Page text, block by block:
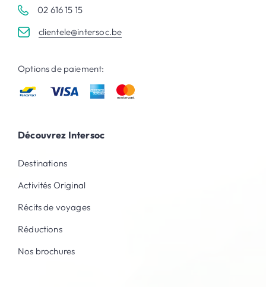
02 616 15 15
clientele@intersoc.be
Options de paiement:
Découvrez Intersoc
Destinations
Activités Original
Récits de voyages
Réductions
Nos brochures